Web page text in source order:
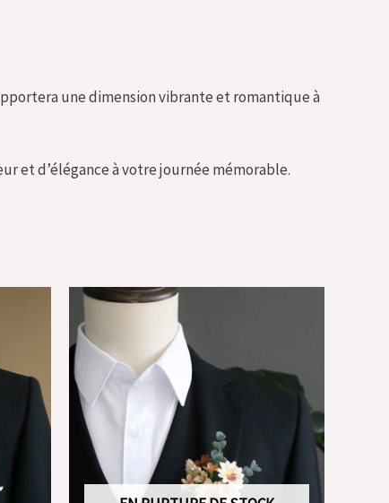
une dimension vibrante et romantique à
et d’élégance à votre journée mémorable.